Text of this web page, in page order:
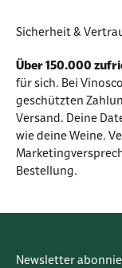
Sicherheit &
Über 150.000
für sich. Bei
geschützten
Versand. Deine
wie deine Weine.
Bestellung.
Newsletter